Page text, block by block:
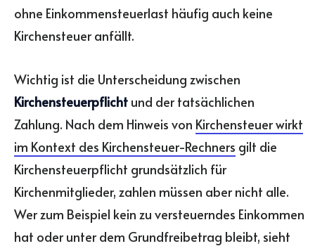
ohne Einkommensteuerlast häufig auch keine
Kirchensteuer anfällt.
Wichtig ist die Unterscheidung zwischen
Kirchensteuerpflicht und der tatsächlichen
Zahlung. Nach dem Hinweis von Kirchensteuer wirkt
im Kontext des Kirchensteuer-Rechners gilt die
Kirchensteuerpflicht grundsätzlich für
Kirchenmitglieder, zahlen müssen aber nicht alle.
Wer zum Beispiel kein zu versteuerndes Einkommen
hat oder unter dem Grundfreibetrag bleibt, sieht